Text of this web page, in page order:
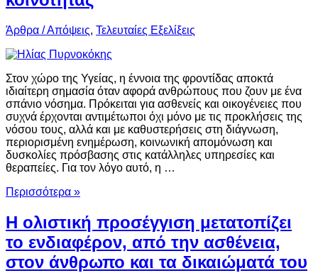
Άρθρα / Απόψεις, Τελευταίες Εξελίξεις
Στον χώρο της Υγείας, η έννοια της φροντίδας αποκτά
ιδιαίτερη σημασία όταν αφορά ανθρώπους που ζουν με ένα
σπάνιο νόσημα. Πρόκειται για ασθενείς και οικογένειες που
συχνά έρχονται αντιμέτωποι όχι μόνο με τις προκλήσεις της
νόσου τους, αλλά και με καθυστερήσεις στη διάγνωση,
περιορισμένη ενημέρωση, κοινωνική απομόνωση και
δυσκολίες πρόσβασης στις κατάλληλες υπηρεσίες και
θεραπείες. Για τον λόγο αυτό, η …
Περισσότερα »
Η ολιστική προσέγγιση μετατοπίζει
το ενδιαφέρον, από την ασθένεια,
στον άνθρωπο και τα δικαιώματά του